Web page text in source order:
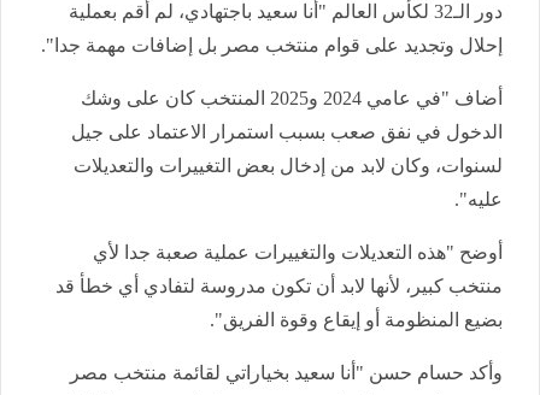
دور الـ32 لكأس العالم "أنا سعيد باجتهادي، لم أقم بعملية
إحلال وتجديد على قوام منتخب مصر بل إضافات مهمة جدا".
أضاف "في عامي 2024 و2025 المنتخب كان على وشك
الدخول في نفق صعب بسبب استمرار الاعتماد على جيل
لسنوات، وكان لابد من إدخال بعض التغييرات والتعديلات
عليه".
أوضح "هذه التعديلات والتغييرات عملية صعبة جدا لأي
منتخب كبير، لأنها لابد أن تكون مدروسة لتفادي أي خطأ قد
بضيع المنظومة أو إيقاع وقوة الفريق".
وأكد حسام حسن "أنا سعيد بخياراتي لقائمة منتخب مصر